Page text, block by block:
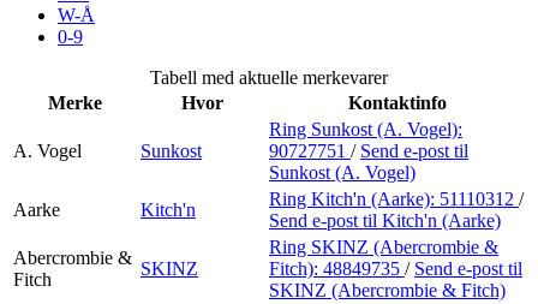
Praktisk informasjon
Ledige stillinger
Magasin
Finn frem
W-Å
0-9
Tabell med aktuelle merkevarer
Merke
Hvor Kontaktinfo
A. Vogel Sunkost
Ring Sunkost (A. Vogel):
90727751 / Send e-post til
Sunkost (A. Vogel)
Aarke
Kitch'n
Ring Kitch'n (Aarke): 51110312 /
Send e-post til Kitch'n (Aarke)
Abercrombie &
Fitch
SKINZ
Ring SKINZ (Abercrombie &
Fitch): 48849735 / Send e-post til
SKINZ (Abercrombie & Fitch)